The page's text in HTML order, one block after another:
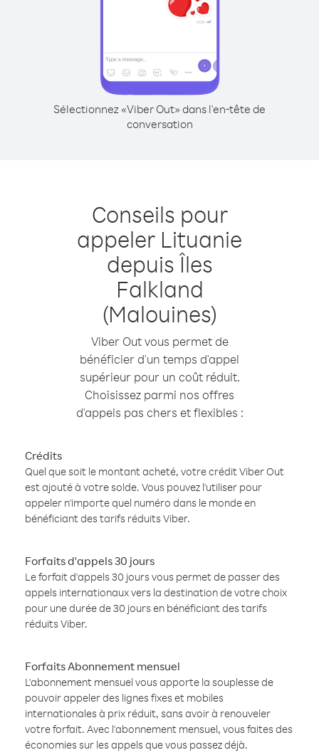
Sélectionnez «Viber Out» dans l'en-tête de
conversation
Conseils pour
appeler Lituanie
depuis Îles
Falkland
(Malouines)
Viber Out vous permet de
bénéficier d'un temps d'appel
supérieur pour un coût réduit.
Choisissez parmi nos offres
d'appels pas chers et flexibles :
Crédits
Quel que soit le montant acheté, votre crédit Viber Out
est ajouté à votre solde. Vous pouvez l'utiliser pour
appeler n'importe quel numéro dans le monde en
bénéficiant des tarifs réduits Viber.
Forfaits d'appels 30 jours
Le forfait d'appels 30 jours vous permet de passer des
appels internationaux vers la destination de votre choix
pour une durée de 30 jours en bénéficiant des tarifs
réduits Viber.
Forfaits Abonnement mensuel
L'abonnement mensuel vous apporte la souplesse de
pouvoir appeler des lignes fixes et mobiles
internationales à prix réduit, sans avoir à renouveler
votre forfait. Avec l'abonnement mensuel, vous faites des
économies sur les appels que vous passez déjà.